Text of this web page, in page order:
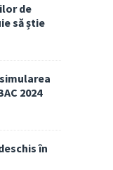
de
să știe
2024
în